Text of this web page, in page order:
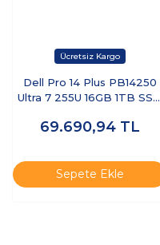
Dell Pro 14 Plus PB14250
Ultra 7 255U 16GB 1TB SSD
PB14250-UBU
69.690,94 TL
Sepete Ekle